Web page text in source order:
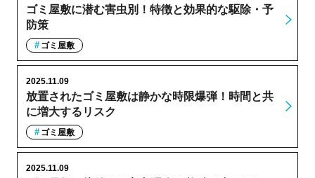
ゴミ屋敷に潜む害虫別！特徴と効果的な駆除・予
防策
ゴミ屋敷
放置されたゴミ屋敷は静かな時限爆弾！時間と共
に増大するリスク
2025.11.09
ゴミ屋敷
2025.11.09